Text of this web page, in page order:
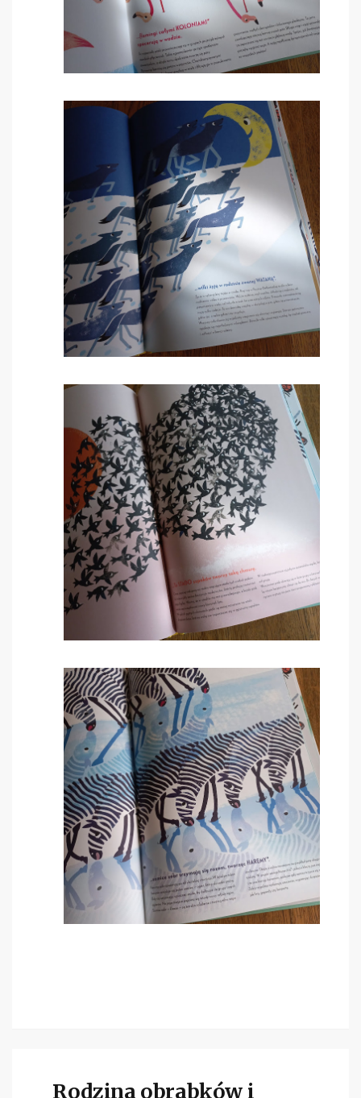
Rodzina obrabków i